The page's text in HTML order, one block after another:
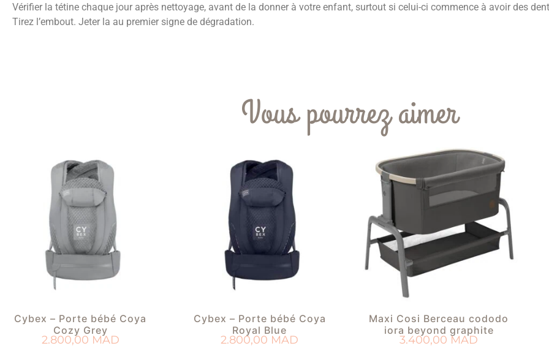
Vérifier la tétine chaque jour après nettoyage, avant de la donner à votre enfant, surtout si celui-ci commence à avoir des
Tirez l’embout. Jeter la au premier signe de dégradation.
Vous pourrez aimer
Cybex – Porte bébé Coya
Cozy Grey
2.800,00 MAD
Cybex – Porte bébé Coya
Royal Blue
2.800,00 MAD
Maxi Cosi Berceau cododo
iora beyond graphite
3.400,00MAD